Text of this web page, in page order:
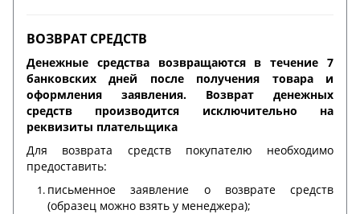
ВОЗВРАТ СРЕДСТВ
Денежные средства возвращаются в течение 7
банковских дней после получения товара и
оформления заявления. Возврат денежных
средств производится исключительно на
реквизиты плательщика
Для возврата средств покупателю необходимо
предоставить:
письменное заявление о возврате средств
(образец можно взять у менеджера);